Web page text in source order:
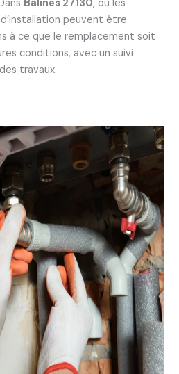
Bâlines 27130, où les
peuvent être
à ce que le remplacement soit
conditions, avec un suivi
travaux.